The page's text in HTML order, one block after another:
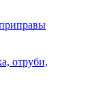
отруби,